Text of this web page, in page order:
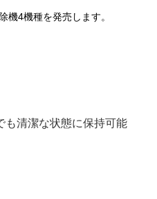
4機種を発売します。
も清潔な状態に保持可能